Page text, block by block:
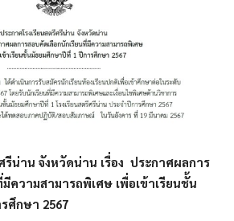
รีน่าน จังหวัดน่าน เรื่อง ประกาศผลการ
ความสามารถพิเศษ เพื่อเข้าเรียนชั้น
ศึกษา 2567